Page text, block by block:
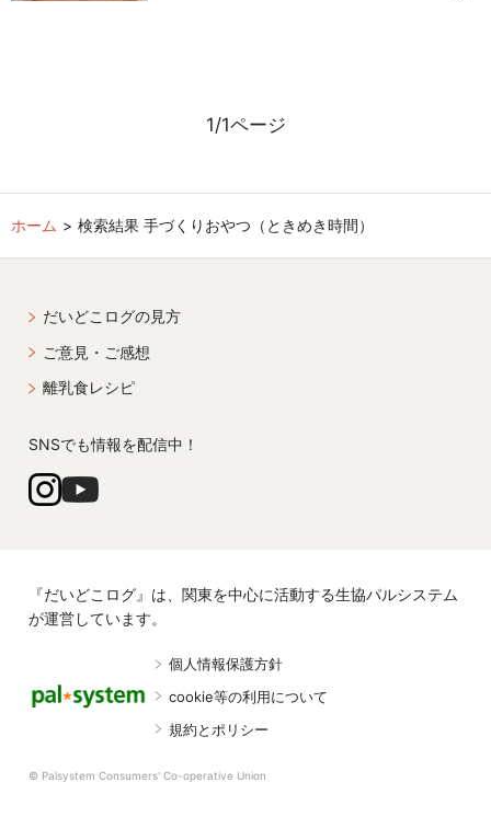
1/1ページ
ホーム 検索結果 手づくりおやつ（ときめき時間）
だいどこログの見方
ご意見・ご感想
離乳食レシピ
SNSでも情報を配信中！
『だいどこログ』は、関東を中心に活動する生協パルシステム
が運営しています。
個人情報保護方針
cookie等の利用について
規約とポリシー
© Palsystem Consumers' Co-operative Union